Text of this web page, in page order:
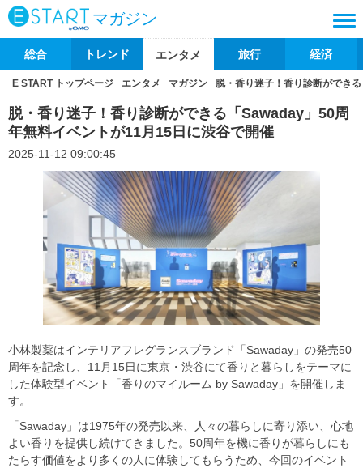
マガジン
総合 トレンド エンタメ 旅行 経済
E START トップページ エンタメ マガジン 脱・香り迷子！香り診断ができ
脱・香り迷子！香り診断ができる「Sawaday」50周
年無料イベントが11月15日に渋谷で開催
2025-11-12 09:00:45
小林製薬はインテリアフレグランスブランド「Sawaday」の発売50
周年を記念し、11月15日に東京・渋谷にて香りと暮らしをテーマに
した体験型イベント「香りのマイルーム by Sawaday」を開催しま
す。
「Sawaday」は1975年の発売以来、人々の暮らしに寄り添い、心地
よい香りを提供し続けてきました。50周年を機に香りが暮らしにも
たらす価値をより多くの人に体験してもらうため、今回のイベント